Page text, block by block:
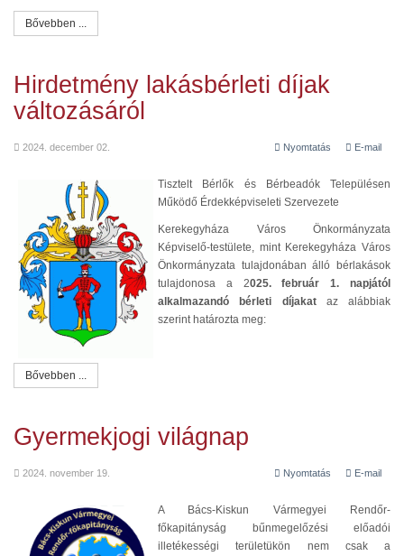
Bővebben ...
Hirdetmény lakásbérleti díjak
változásáról
Nyomtatás E-mail
2024. december 02.
Tisztelt Bérlők és Bérbeadók Településen
Működő Érdekképviseleti Szervezete
Kerekegyháza Város Önkormányzata
Képviselő-testülete, mint Kerekegyháza Város
Önkormányzata tulajdonában álló bérlakások
tulajdonosa a 2025. február 1. napjától
alkalmazandó bérleti díjakataz alábbiak
szerint határozta meg:
Bővebben ...
Gyermekjogi világnap
Nyomtatás E-mail
2024. november 19.
A Bács-Kiskun Vármegyei Rendőr-
főkapitányság bűnmegelőzési előadói
illetékességi területükön nem csak a